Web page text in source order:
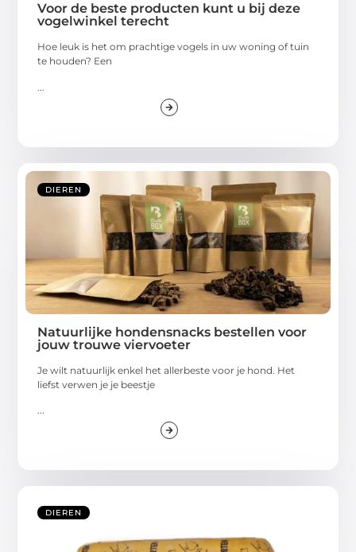
Voor de beste producten kunt u bij deze
vogelwinkel terecht
Hoe leuk is het om prachtige vogels in uw woning of tuin
te houden? Een
DIEREN
Natuurlijke hondensnacks bestellen voor
jouw trouwe viervoeter
Je wilt natuurlijk enkel het allerbeste voor je hond. Het
liefst verwen je je beestje
...
DIEREN